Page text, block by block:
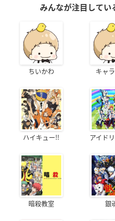
みんなが注目してい
ちいかわ キャ
ハイキュー!! アイド
暗殺教室 銀